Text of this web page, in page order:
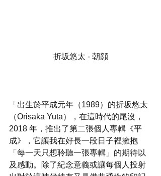
折坂悠太 - 朝顔
「出生於平成元年（1989）的折坂悠太
（Orisaka Yuta），在這時代的尾沒，
2018 年，推出了第二張個人專輯《平
成》，它讓我在好長一段日子裡擁抱
「每一天只想聆聽一張專輯」的期待以
及感動。除了紀念意義或讓每個人投射